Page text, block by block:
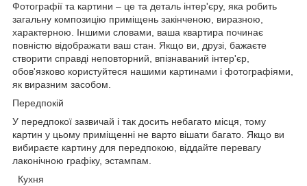
Фотографії та картини – це та деталь інтер'єру, яка робить
загальну композицію приміщень закінченою, виразною,
характерною. Іншими словами, ваша квартира починає
повністю відображати ваш стан. Якщо ви, друзі, бажаєте
створити справді неповторний, впізнаваний інтер'єр,
обов'язково користуйтеся нашими картинами і фотографіями,
як виразним засобом.
Передпокій
У передпокої зазвичай і так досить небагато місця, тому
картин у цьому приміщенні не варто вішати багато. Якщо ви
вибираєте картину для передпокою, віддайте перевагу
лаконічною графіку, эстампам.
Кухня